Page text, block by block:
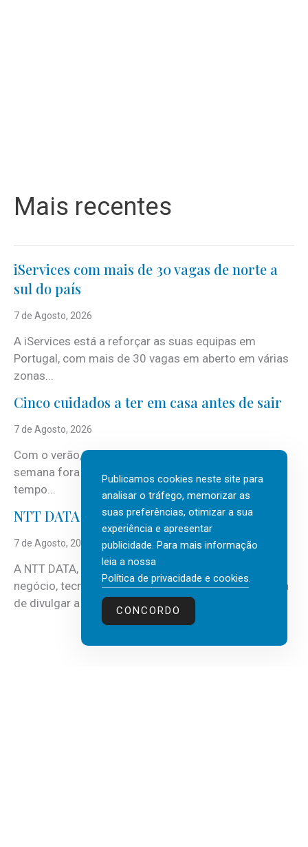
Mais recentes
iServices com mais de 30 vagas de norte a
sul do país
7 de Agosto, 2026
A iServices está a reforçar as suas equipas em
Portugal, com mais de 30 vagas em aberto em várias
zonas...
Cinco cuidados a ter em casa antes de sair
7 de Agosto, 2026
Com o verão, chegam também as férias, os fins-de-
semana fora e os dias em que a casa fica mais
tempo...
NTT DATA Insurtech Global Outlook 2026
7 de Agosto, 2026
A NTT DATA, consultora global em serviços de
negócio, tecnologia e inteligência artificial (IA), acaba
de divulgar a mais recente...
Publicamos cookies neste site para
analisar o tráfego, memorizar as
suas preferências, otimizar a sua
experiência e apresentar
publicidade. Para mais informação
leia a nossa
Política de privacidade e cookies.
CONCORDO